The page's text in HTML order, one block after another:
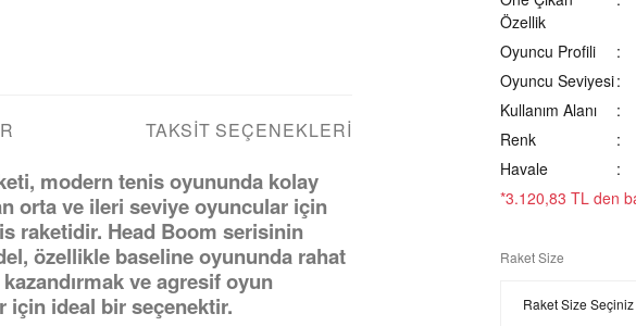
TAKSIT SEÇENEKLERI
modern tenis oyununda kolay
orta ve ileri seviye oyuncular için
raketidir. Head Boom serisinin
özellikle baseline oyununda rahat
ve agresif oyun
ideal bir seçenektir.
Özellik
Oyuncu Profili
Oyuncu Seviyesi
Kullanım Alanı
Renk
Havale
*3.120,83 TL den
Raket Size